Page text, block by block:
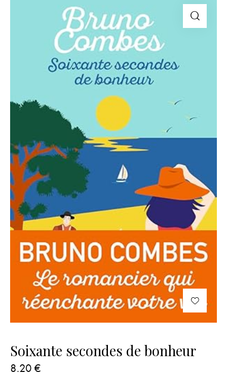
Soixante secondes de bonheur
8.20 €